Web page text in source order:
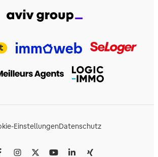
EinstellungenDatenschutz